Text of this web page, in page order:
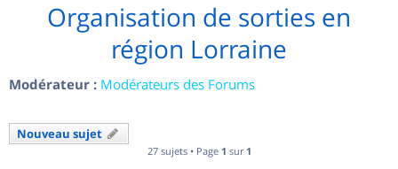
Organisation de sorties en
région Lorraine
Modérateur : Modérateurs des Forums
Nouveau sujet
27 sujets • Page 1 sur 1